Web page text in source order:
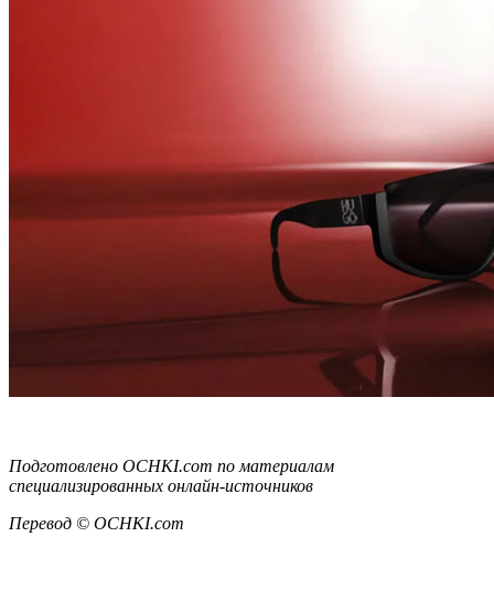
Подготовлено OCHKI.com по материалам
специализированных онлайн-источников
Перевод © OCHKI.com